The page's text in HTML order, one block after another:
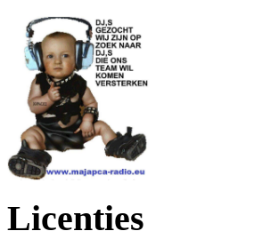
Licenties